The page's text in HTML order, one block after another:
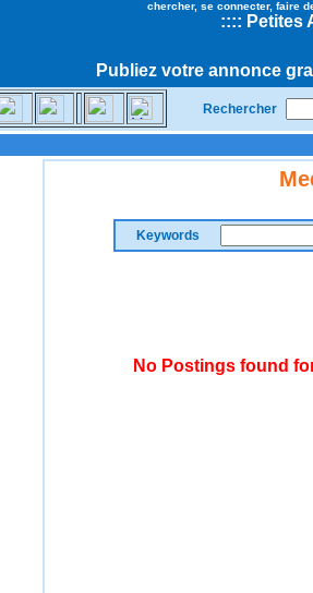
chercher, se connecter, faire
:::: Petites
Publiez votre annonce
Rechercher
Keywords
No Postings found